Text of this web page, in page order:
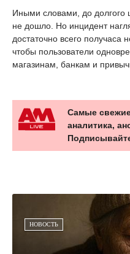
Иными словами, до долгого
не дошло. Но инцидент
достаточно всего получаса
чтобы пользователи
магазинам, банкам и
Самые
аналитика,
НОВОСТЬ